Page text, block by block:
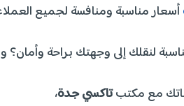
أسعار مناسبة ومنافسة لجميع
لنقلك إلى وجهتك براحة
مع مكتبتاكسي جدة،